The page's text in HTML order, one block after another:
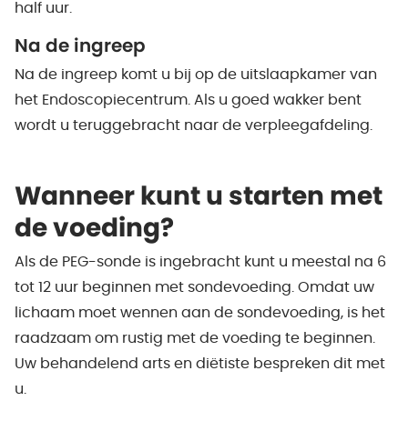
half uur.
Na de ingreep
Na de ingreep komt u bij op de uitslaapkamer van
het Endoscopiecentrum. Als u goed wakker bent
wordt u teruggebracht naar de verpleegafdeling.
Wanneer kunt u starten met
de voeding?
Als de PEG-sonde is ingebracht kunt u meestal na 6
tot 12 uur beginnen met sondevoeding. Omdat uw
lichaam moet wennen aan de sondevoeding, is het
raadzaam om rustig met de voeding te beginnen.
Uw behandelend arts en diëtiste bespreken dit met
u.